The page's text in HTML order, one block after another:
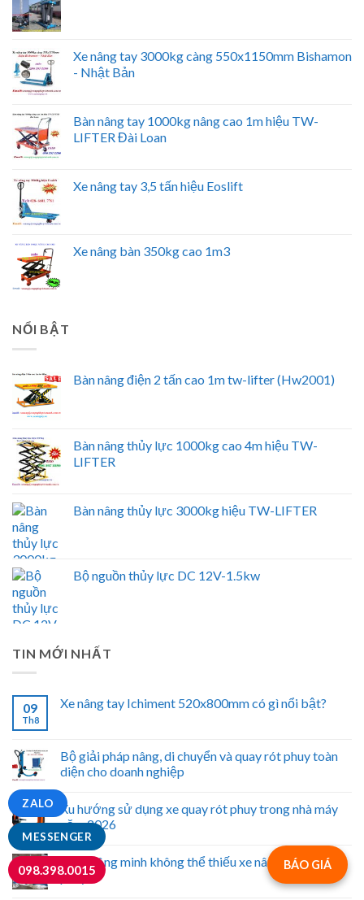
MESSENGER
ZALO
098.398.0015
Xe nâng tay 3000kg càng 550x1150mm Bishamon
- Nhật Bản
Bàn nâng tay 1000kg nâng cao 1m hiệu TW-
LIFTER Đài Loan
Xe nâng tay 3,5 tấn hiệu Eoslift
Xe nâng bàn 350kg cao 1m3
NỔI BẬT
Bàn nâng điện 2 tấn cao 1m tw-lifter (Hw2001)
Bàn nâng thủy lực 1000kg cao 4m hiệu TW-
LIFTER
Bàn nâng thủy lực 3000kg hiệu TW-LIFTER
Bộ nguồn thủy lực DC 12V-1.5kw
TIN MỚI NHẤT
09
Th8
Xe nâng tay Ichiment 520x800mm có gì nổi bật?
Bộ giải pháp nâng, di chuyển và quay rót phuy toàn
diện cho doanh nghiệp
Xu hướng sử dụng xe quay rót phuy trong nhà máy
năm 2026
Kho thông minh không thể thiếu xe nâng di chuyển
phuy
BÁO GIÁ